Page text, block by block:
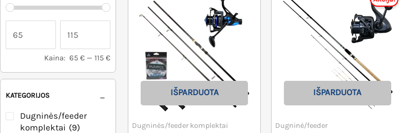
Kaina: 65 €— 115 €
KATEGORIJOS
Dugninės/feeder
komplektai (9)
IŠPARDUOTA
Dugninės/feeder komplektai
IŠPARDUOTA
Dugninė/feeder